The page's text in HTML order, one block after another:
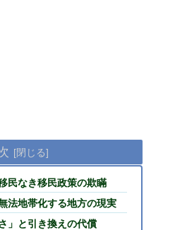
民なき移民政策の欺瞞
法地帯化する地方の現実
」と引き換えの代償